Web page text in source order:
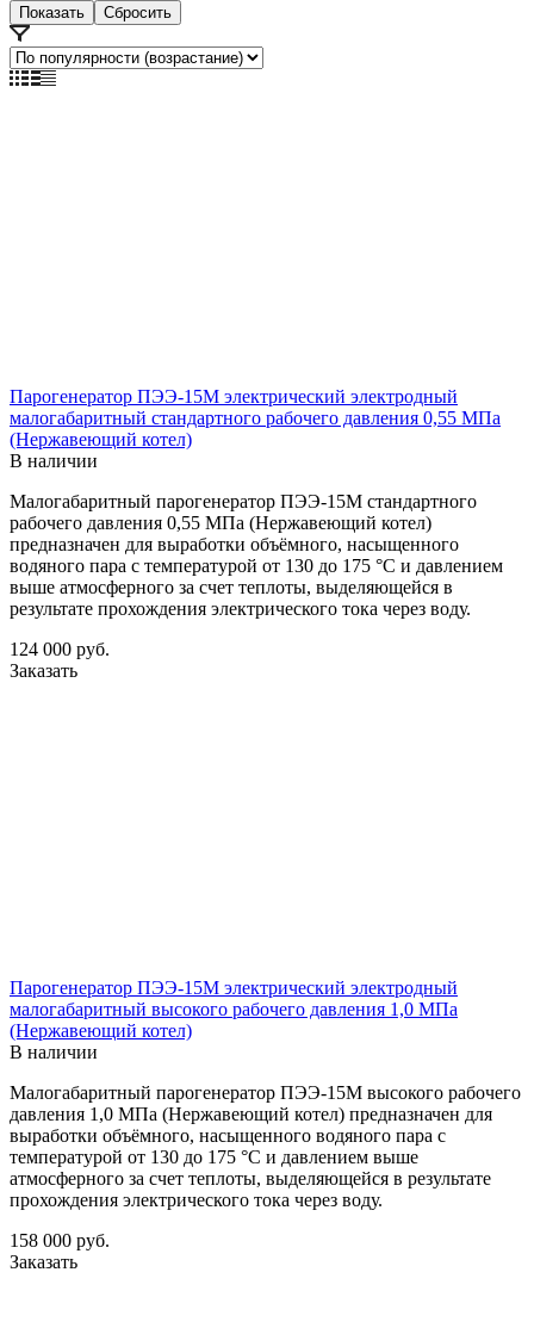
Сбросить
Парогенератор ПЭЭ-15М электрический электродный
малогабаритный стандартного рабочего давления 0,55 МПа
(Нержавеющий котел)
В наличии
Малогабаритный парогенератор ПЭЭ-15М стандартного
рабочего давления 0,55 МПа (Нержавеющий котел)
предназначен для выработки объёмного, насыщенного
водяного пара с температурой от 130 до 175 °С и давлением
выше атмосферного за счет теплоты, выделяющейся в
результате прохождения электрического тока через воду.
124 000 руб.
Заказать
Парогенератор ПЭЭ-15М электрический электродный
малогабаритный высокого рабочего давления 1,0 МПа
(Нержавеющий котел)
В наличии
Малогабаритный парогенератор ПЭЭ-15М высокого рабочего
давления 1,0 МПа (Нержавеющий котел) предназначен для
выработки объёмного, насыщенного водяного пара с
температурой от 130 до 175 °С и давлением выше
атмосферного за счет теплоты, выделяющейся в результате
прохождения электрического тока через воду.
158 000 руб.
Заказать